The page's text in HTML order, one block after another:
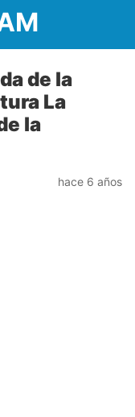
de la
La
la
hace 6 años